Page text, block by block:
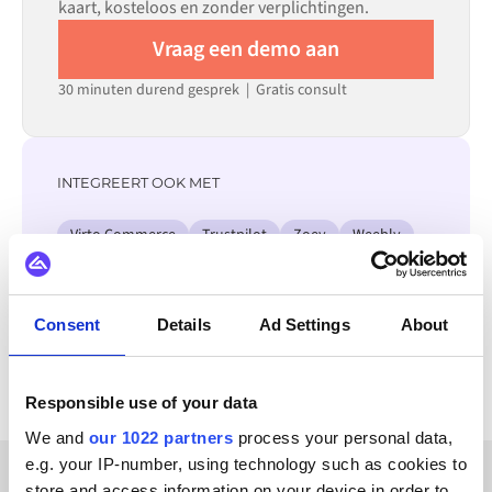
Consent Details Ad Settings About
Responsible use of your data
We and our 1022 partners process your personal data,
e.g. your IP-number, using technology such as cookies to
kaart, kosteloos en zonder verplichtingen.
Vraag een demo aan
30 minuten durend gesprek | Gratis consult
INTEGREERT OOK MET
Virto Commerce Trustpilot Zoey
Weebly
Wannafind
Bekijk alle Zoho CRM integraties